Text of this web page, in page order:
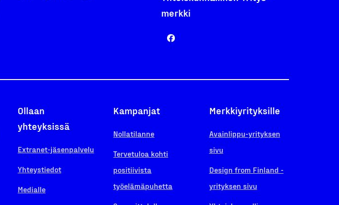
merkki
Ollaan
yhteyksissä
Extranet-jäsenpalvelu
Yhteystiedot
Medialle
Kampanjat
Nollatilanne
Tervetuloa kohti
positiivista
työelämäpuhetta
Merkkiyrityksille
Avainlippu-yrityksen
sivu
Design from Finland -
yrityksen sivu